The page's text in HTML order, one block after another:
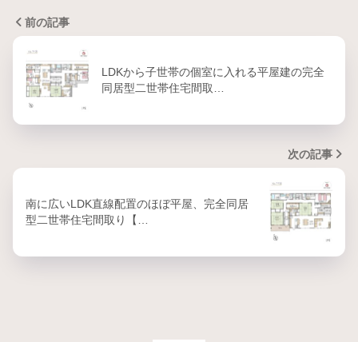
前の記事
LDKから子世帯の個室に入れる平屋建の完全
同居型二世帯住宅間取…
次の記事
南に広いLDK直線配置のほぼ平屋、完全同居
型二世帯住宅間取り【…